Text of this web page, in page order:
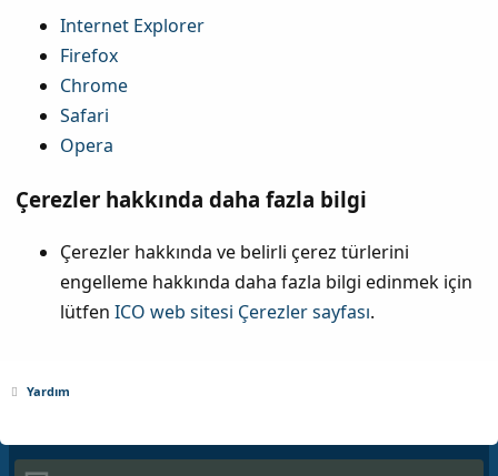
Internet Explorer
Firefox
Chrome
Safari
Opera
Çerezler hakkında daha fazla bilgi
Çerezler hakkında ve belirli çerez türlerini
engelleme hakkında daha fazla bilgi edinmek için
lütfen ICO web sitesi Çerezler sayfası.
Yardım